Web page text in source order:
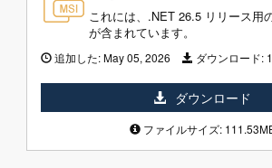
これには、.NET 26.5 リリース用
が含まれています。
追加した:May 05, 2026 ダウンロード:
ダウンロード
ファイルサイズ: